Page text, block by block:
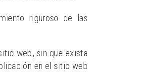
riguroso de las
web, sin que exista
en el sitio web